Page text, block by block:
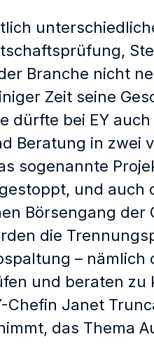
Branche nicht
Zeit seine
dürfte bei EY
Beratung in zwei
sogenannte
und auch
Börsengang
die
– nämlich
und beraten zu
Janet
das Thema